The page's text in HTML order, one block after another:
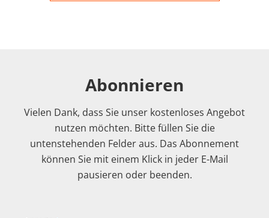
Abonnieren
Vielen Dank, dass Sie unser kostenloses Angebot
nutzen möchten. Bitte füllen Sie die
untenstehenden Felder aus. Das Abonnement
können Sie mit einem Klick in jeder E-Mail
pausieren oder beenden.